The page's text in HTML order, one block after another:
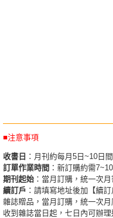
■注意事項
收書日 ：月刊約每月5日~10日
訂單作業時間 ：新訂購約需
期刊起始 ：當月訂購，統一次
續訂戶 ：請填寫地址後加【續訂
雜誌贈品，當月訂購，統一次月
收到雜誌當日起，七日內可辦